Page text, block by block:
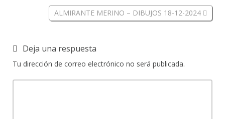
ALMIRANTE MERINO – DIBUJOS 18-12-2024
Deja una respuesta
Tu dirección de correo electrónico no será publicada.